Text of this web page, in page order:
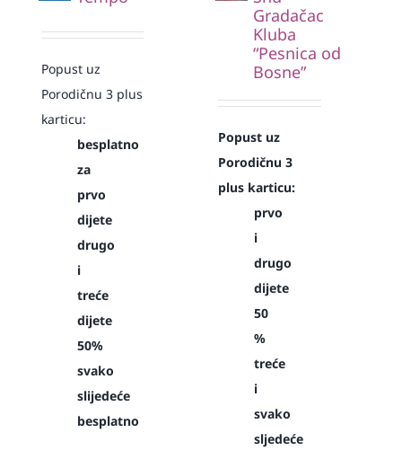
Popust uz
Porodičnu 3 plus
karticu:
besplatno
za
prvo
dijete
drugo
i
treće
dijete
50%
svako
slijedeće
besplatno
Gradačac
Kluba
“Pesnica od
Bosne”
Popust uz
Porodičnu 3
plus karticu:
prvo
i
drugo
dijete
50
%
treće
i
svako
sljedeće